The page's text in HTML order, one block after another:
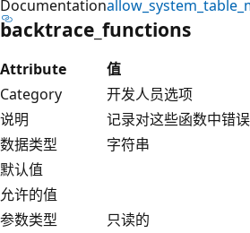
Documentation
backtrace_functions
Attribute
值
Category
开发人员选项
说明
记录对这些函数中错误
数据类型
字符串
默认值
允许的值
参数类型
只读的